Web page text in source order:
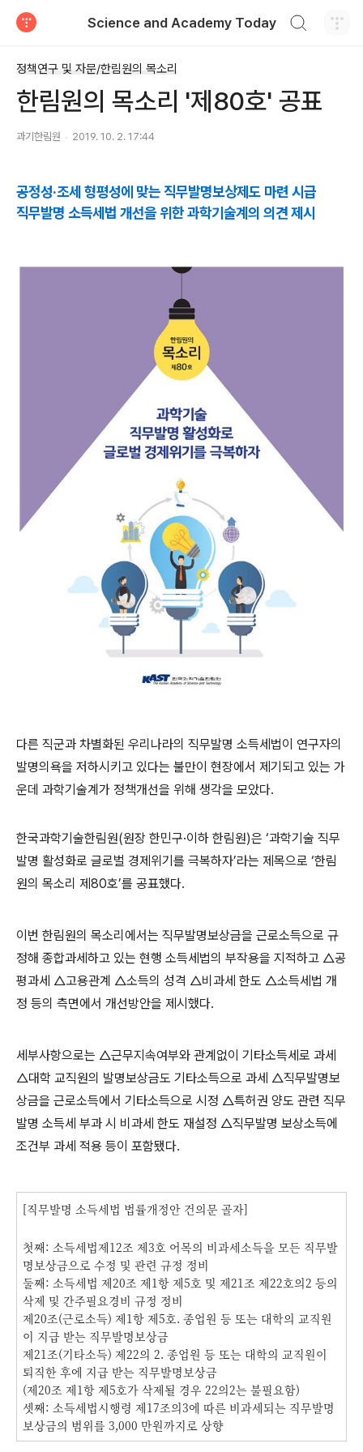
Science and Academy Today
정책연구 및 자문/한림원의 목소리
한림원의 목소리 '제80호' 공표
과기한림원 2019. 10. 2. 17:44
공정성·조세 형평성에 맞는 직무발명보상제도 마련 시급
직무발명 소득세법 개선을 위한 과학기술계의 의견 제시
다른 직군과 차별화된 우리나라의 직무발명 소득세법이 연구자의
발명의욕을 저하시키고 있다는 불만이 현장에서 제기되고 있는 가
운데 과학기술계가 정책개선을 위해 생각을 모았다.
한국과학기술한림원(원장 한민구·이하 한림원)은 ‘과학기술 직무
발명 활성화로 글로벌 경제위기를 극복하자’라는 제목으로 ‘한림
원의 목소리 제80호’를 공표했다.
이번 한림원의 목소리에서는 직무발명보상금을 근로소득으로 규
정해 종합과세하고 있는 현행 소득세법의 부작용을 지적하고 △공
평과세 △고용관계 △소득의 성격 △비과세 한도 △소득세법 개
정 등의 측면에서 개선방안을 제시했다.
세부사항으로는 △근무지속여부와 관계없이 기타소득세로 과세
△대학 교직원의 발명보상금도 기타소득으로 과세 △직무발명보
상금을 근로소득에서 기타소득으로 시정 △특허권 양도 관련 직무
발명 소득세 부과 시 비과세 한도 재설정 △직무발명 보상소득에
조건부 과세 적용 등이 포함됐다.
[직무발명 소득세법 법률개정안 건의문 골자]
첫째: 소득세법제12조 제3호 어목의 비과세소득을 모든 직무발
명보상금으로 수정 및 관련 규정 정비
둘째: 소득세법 제20조 제1항 제5호 및 제21조 제22호의2 등의
삭제 및 간주필요경비 규정 정비
제20조(근로소득) 제1항 제5호. 종업원 등 또는 대학의 교직원
이 지급 받는 직무발명보상금
제21조(기타소득) 제22의 2. 종업원 등 또는 대학의 교직원이
퇴직한 후에 지급 받는 직무발명보상금
(제20조 제1항 제5호가 삭제될 경우 22의2는 불필요함)
셋째: 소득세법시행령 제17조의3에 따른 비과세되는 직무발명
보상금의 범위를 3,000 만원까지로 상향